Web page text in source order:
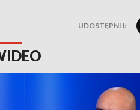
UDOSTĘPNIJ: